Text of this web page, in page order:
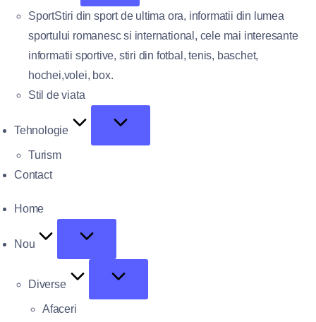
SportStiri din sport de ultima ora, informatii din lumea
sportului romanesc si international, cele mai interesante
informatii sportive, stiri din fotbal, tenis, baschet,
hochei,volei, box.
Stil de viata
Tehnologie
Turism
Contact
Home
Nou
Diverse
Afaceri